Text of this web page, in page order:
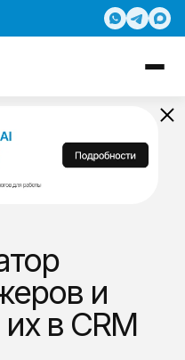
и
в CRM